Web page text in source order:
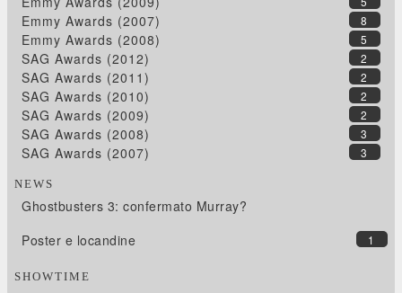
8
Emmy Awards (2007)
5
Emmy Awards (2008)
2
SAG Awards (2012)
2
SAG Awards (2011)
2
SAG Awards (2010)
2
SAG Awards (2009)
3
SAG Awards (2008)
3
SAG Awards (2007)
NEWS
Ghostbusters 3: confermato Murray?
1
Poster e locandine
SHOWTIME